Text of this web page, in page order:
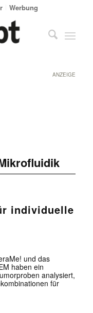
Werbung
ANZEIGE
individuelle
und das
haben ein
analysiert,
für